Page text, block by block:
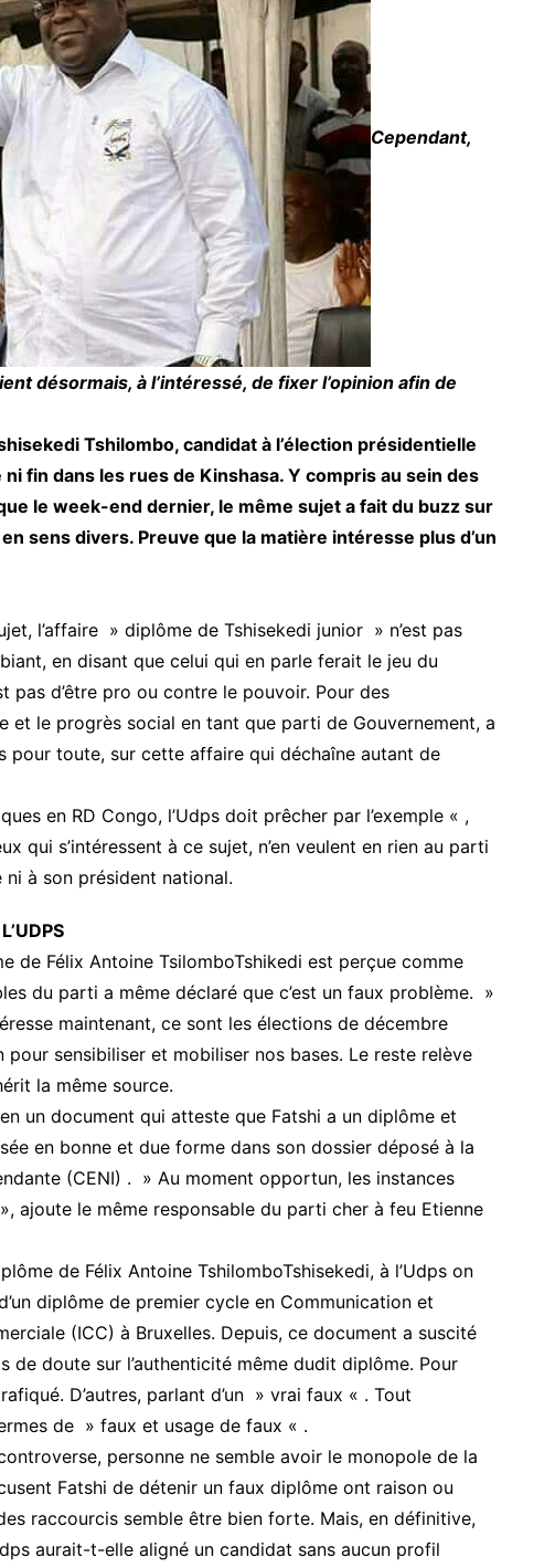
Cependant,
désormais, à l’intéressé, de fixer l’opinion afin de
Tshilombo, candidat à l’élection présidentielle
fin dans les rues de Kinshasa. Y compris au sein des
le week-end dernier, le même sujet a fait du buzz sur
sens divers. Preuve que la matière intéresse plus d’un
l’affaire » diplôme de Tshisekedi junior » n’est pas
en disant que celui qui en parle ferait le jeu du
pas d’être pro ou contre le pouvoir. Pour des
et le progrès social en tant que parti de Gouvernement, a
pour toute, sur cette affaire qui déchaîne autant de
en RD Congo, l’Udps doit prêcher par l’exemple « ,
qui s’intéressent à ce sujet, n’en veulent en rien au parti
à son président national.
de Félix Antoine TsilomboTshikedi est perçue comme
du parti a même déclaré que c’est un faux problème. »
maintenant, ce sont les élections de décembre
sensibiliser et mobiliser nos bases. Le reste relève
la même source.
un document qui atteste que Fatshi a un diplôme et
en bonne et due forme dans son dossier déposé à la
(CENI) . » Au moment opportun, les instances
ajoute le même responsable du parti cher à feu Etienne
de Félix Antoine TshilomboTshisekedi, à l’Udps on
diplôme de premier cycle en Communication et
(ICC) à Bruxelles. Depuis, ce document a suscité
de doute sur l’authenticité même dudit diplôme. Pour
D’autres, parlant d’un » vrai faux « . Tout
de » faux et usage de faux « .
personne ne semble avoir le monopole de la
Fatshi de détenir un faux diplôme ont raison ou
raccourcis semble être bien forte. Mais, en définitive,
aurait-t-elle aligné un candidat sans aucun profil